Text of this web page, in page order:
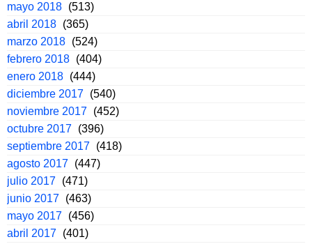
mayo 2018 (513)
abril 2018 (365)
marzo 2018 (524)
febrero 2018 (404)
enero 2018 (444)
diciembre 2017 (540)
noviembre 2017 (452)
octubre 2017 (396)
septiembre 2017 (418)
agosto 2017 (447)
julio 2017 (471)
junio 2017 (463)
mayo 2017 (456)
abril 2017 (401)